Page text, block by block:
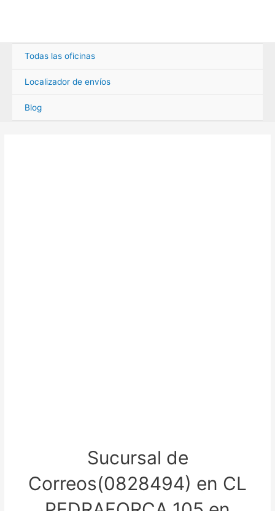
Todas las oficinas
Localizador de envíos
Blog
Sucursal de
Correos(0828494) en CL